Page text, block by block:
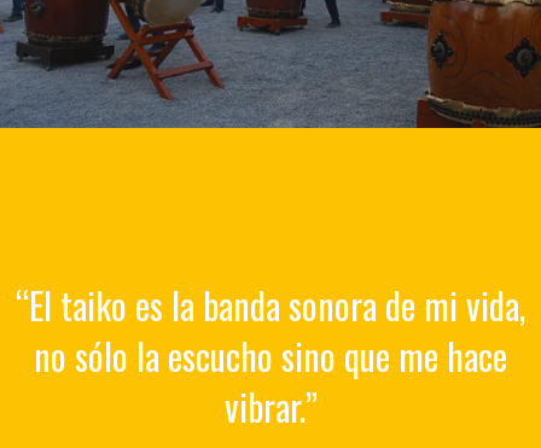
Por fín en Barcelona
eventosdetaiko
“El taiko es la banda sonora de mi vida,
no sólo la escucho sino que me hace
vibrar.”